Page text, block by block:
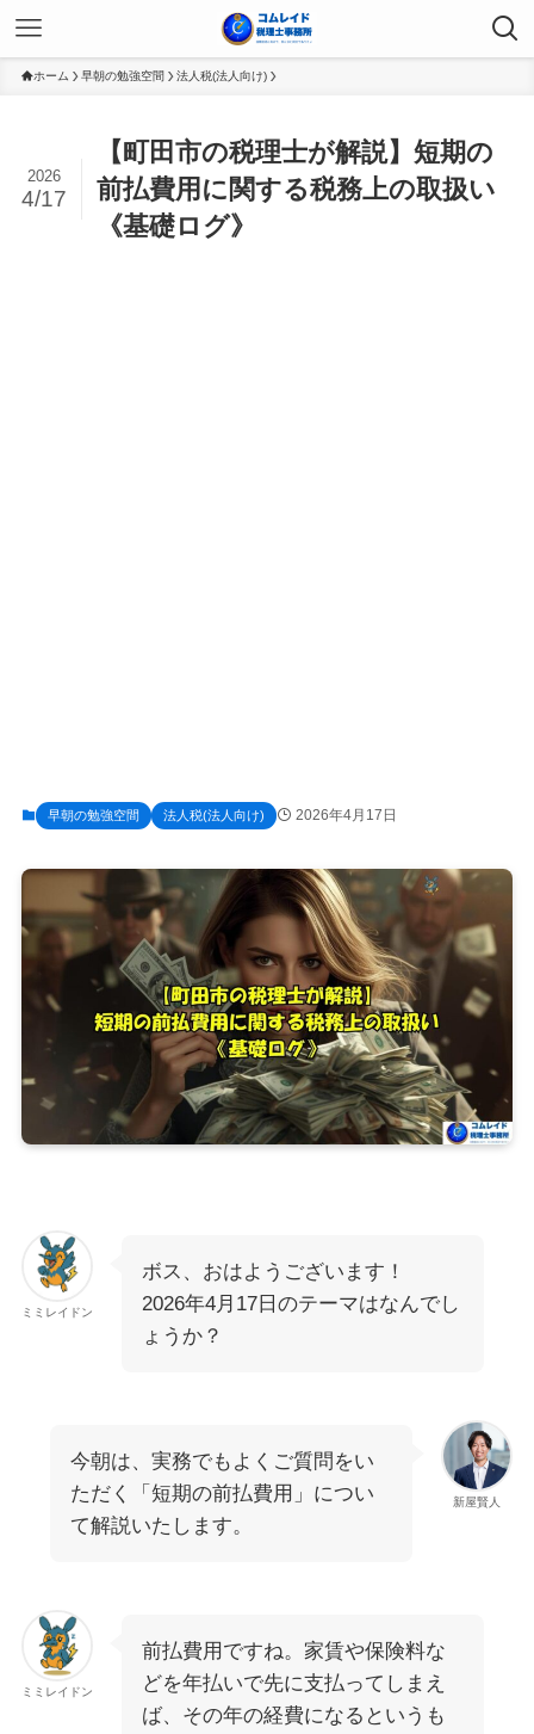
ホーム 早朝の勉強空間 法人税(法人向け)
【町田市の税理士が解説】短期の
前払費用に関する税務上の取扱い
《基礎ログ》
2026
4/17
早朝の勉強空間 法人税(法人向け) 2026年4月17日
ミミレイドン
ボス、おはようございます！
2026年4月17日のテーマはなんでし
ょうか？
新屋賢人
今朝は、実務でもよくご質問をい
ただく「短期の前払費用」につい
て解説いたします。
ミミレイドン
前払費用ですね。家賃や保険料な
どを年払いで先に支払ってしまえ
ば、その年の経費になるというも